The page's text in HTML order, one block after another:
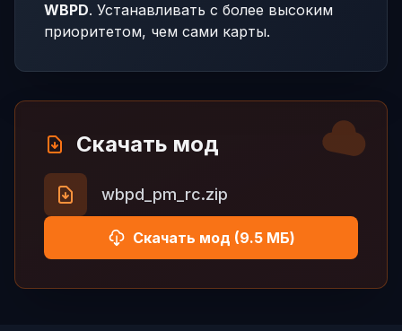
WBPD. Устанавливать с более высоким
приоритетом, чем сами карты.
Скачать мод
wbpd_pm_rc.zip
Скачать мод (9.5 МБ)